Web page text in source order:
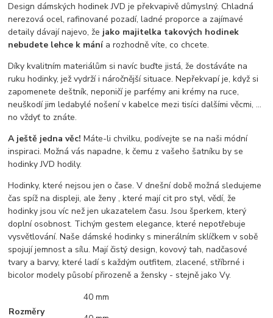
Design dámských hodinek JVD je překvapivě důmyslný. Chladná
nerezová ocel, rafinované pozadí, ladné proporce a zajímavé
detaily dávají najevo, že jako majitelka takových hodinek
nebudete lehce k mánía rozhodně víte, co chcete.
Díky kvalitním materiálům si navíc buďte jistá, že dostáváte na
ruku hodinky, jež vydrží i náročnější situace. Nepřekvapí je, když si
zapomenete deštník, neponičí je parfémy ani krémy na ruce,
neuškodí jim ledabylé nošení v kabelce mezi tisíci dalšími věcmi, …
no vždyť to znáte.
A ještě jedna věc! Máte-li chvilku, podívejte se na naši módní
inspiraci. Možná vás napadne, k čemu z vašeho šatníku by se
hodinky JVD hodily.
Hodinky, které nejsou jen o čase. V dnešní době možná sledujeme
čas spíž na displeji, ale ženy , které mají cit pro styl, vědí, že
hodinky jsou víc než jen ukazatelem času. Jsou šperkem, který
doplní osobnost. Tichým gestem elegance, které nepotřebuje
vysvětlování. Naše dámské hodinky s minerálním sklíčkem v sobě
spojují jemnost a sílu. Mají čistý design, kovový tah, nadčasové
tvary a barvy, které ladí s každým outfitem, zlacené, stříbrné i
bicolor modely působí přirozeně a žensky - stejně jako Vy.
Rozměry
40 mm